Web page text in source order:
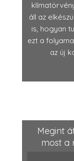
áll az
is, hogyan
ezt a
az új
Megint
most a